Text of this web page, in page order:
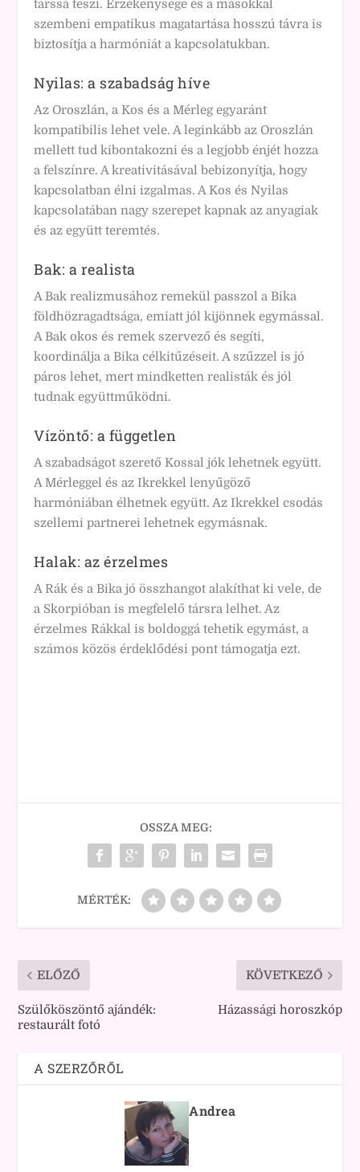
társsá teszi. Érzékenysége és a másokkal
szembeni empatikus magatartása hosszú távra is
biztosítja a harmóniát a kapcsolatukban.
Nyilas: a szabadság híve
Az Oroszlán, a Kos és a Mérleg egyaránt
kompatibilis lehet vele. A leginkább az Oroszlán
mellett tud kibontakozni és a legjobb énjét hozza
a felszínre. A kreativitásával bebizonyítja, hogy
kapcsolatban élni izgalmas. A Kos és Nyilas
kapcsolatában nagy szerepet kapnak az anyagiak
és az együtt teremtés.
Bak: a realista
A Bak realizmusához remekül passzol a Bika
földhözragadtsága, emiatt jól kijönnek egymással.
A Bak okos és remek szervező és segíti,
koordinálja a Bika célkitűzéseit. A szűzzel is jó
páros lehet, mert mindketten realisták és jól
tudnak együttműködni.
Vízöntő: a független
A szabadságot szerető Kossal jók lehetnek együtt.
A Mérleggel és az Ikrekkel lenyűgöző
harmóniában élhetnek együtt. Az Ikrekkel csodás
szellemi partnerei lehetnek egymásnak.
Halak: az érzelmes
A Rák és a Bika jó összhangot alakíthat ki vele, de
a Skorpióban is megfelelő társra lelhet. Az
érzelmes Rákkal is boldoggá tehetik egymást, a
számos közös érdeklődési pont támogatja ezt.
OSSZA MEG:
MÉRTÉK:
ELŐZŐ
Szülőköszöntő ajándék:
restaurált fotó
KÖVETKEZŐ
Házassági horoszkóp
A SZERZŐRŐL
Andrea